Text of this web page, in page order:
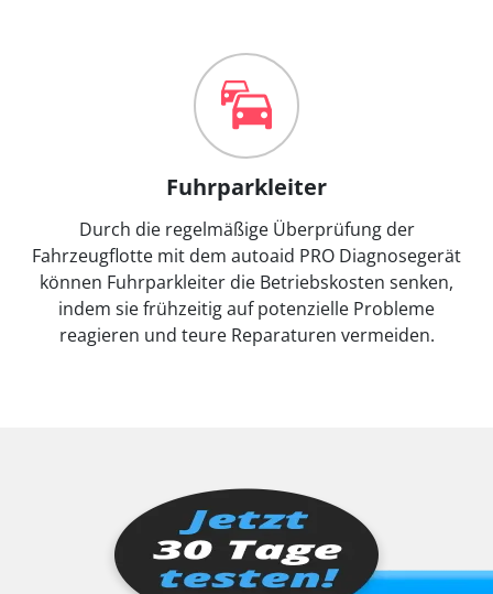
Fuhrparkleiter
Durch die regelmäßige Überprüfung der
Fahrzeugflotte mit dem autoaid PRO Diagnosegerät
können Fuhrparkleiter die Betriebskosten senken,
indem sie frühzeitig auf potenzielle Probleme
reagieren und teure Reparaturen vermeiden.